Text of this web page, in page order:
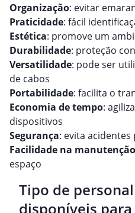
Organização: evitar
Praticidade: fácil
Estética: promove um
Durabilidade: proteção
Versatilidade: pode ser
de cabos
Portabilidade: facilita o
Economia de tempo:
dispositivos
Segurança: evita
Facilidade na manutenção
espaço
Tipo de
disponíveis